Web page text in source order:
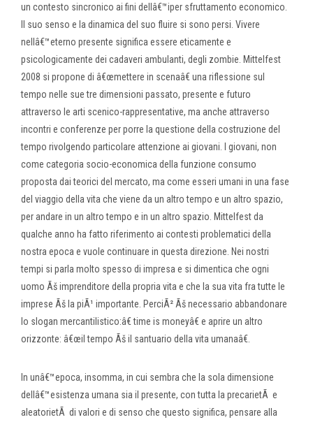
un contesto sincronico ai fini dellâ€™iper sfruttamento economico.
Il suo senso e la dinamica del suo fluire si sono persi. Vivere
nellâ€™eterno presente significa essere eticamente e
psicologicamente dei cadaveri ambulanti, degli zombie. Mittelfest
2008 si propone di â€œmettere in scenaâ€ una riflessione sul
tempo nelle sue tre dimensioni passato, presente e futuro
attraverso le arti scenico-rappresentative, ma anche attraverso
incontri e conferenze per porre la questione della costruzione del
tempo rivolgendo particolare attenzione ai giovani. I giovani, non
come categoria socio-economica della funzione consumo
proposta dai teorici del mercato, ma come esseri umani in una fase
del viaggio della vita che viene da un altro tempo e un altro spazio,
per andare in un altro tempo e in un altro spazio. Mittelfest da
qualche anno ha fatto riferimento ai contesti problematici della
nostra epoca e vuole continuare in questa direzione. Nei nostri
tempi si parla molto spesso di impresa e si dimentica che ogni
uomo Ãš imprenditore della propria vita e che la sua vita fra tutte le
imprese Ãš la piÃ¹ importante. PerciÃ² Ãš necessario abbandonare
lo slogan mercantilistico:â€ time is moneyâ€ e aprire un altro
orizzonte: â€œil tempo Ãš il santuario della vita umanaâ€.
In unâ€™epoca, insomma, in cui sembra che la sola dimensione
dellâ€™esistenza umana sia il presente, con tutta la precarietÃ e
aleatorietÃ di valori e di senso che questo significa, pensare alla